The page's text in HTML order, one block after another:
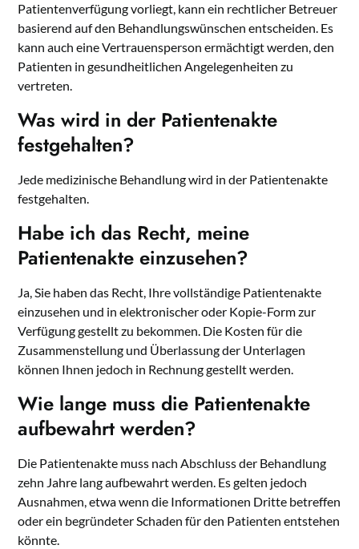
Patientenverfügung vorliegt, kann ein rechtlicher Betreuer
basierend auf den Behandlungswünschen entscheiden. Es
kann auch eine Vertrauensperson ermächtigt werden, den
Patienten in gesundheitlichen Angelegenheiten zu
vertreten.
Was wird in der Patientenakte
festgehalten?
Jede medizinische Behandlung wird in der Patientenakte
festgehalten.
Habe ich das Recht, meine
Patientenakte einzusehen?
Ja, Sie haben das Recht, Ihre vollständige Patientenakte
einzusehen und in elektronischer oder Kopie-Form zur
Verfügung gestellt zu bekommen. Die Kosten für die
Zusammenstellung und Überlassung der Unterlagen
können Ihnen jedoch in Rechnung gestellt werden.
Wie lange muss die Patientenakte
aufbewahrt werden?
Die Patientenakte muss nach Abschluss der Behandlung
zehn Jahre lang aufbewahrt werden. Es gelten jedoch
Ausnahmen, etwa wenn die Informationen Dritte betreffen
oder ein begründeter Schaden für den Patienten entstehen
könnte.